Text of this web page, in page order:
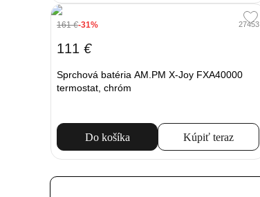
161€-31% 27453
111 €
Sprchová batéria AM.PM X-Joy FXA40000
termostat, chróm
Do košíka Kúpiť teraz